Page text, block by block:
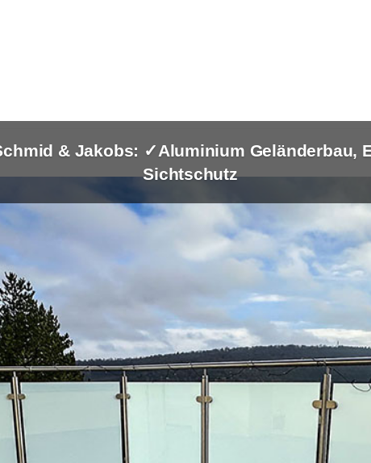
& Jakobs: ✓Aluminium Geländerbau,
Sichtschutz